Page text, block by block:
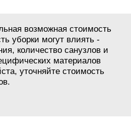
возможная стоимость
уборки могут влиять -
количество санузлов и
материалов
уточняйте стоимость